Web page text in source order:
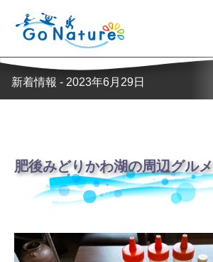
新着情報 - 2023年6月29日
肥後みどりかわ湖の周辺グルメ